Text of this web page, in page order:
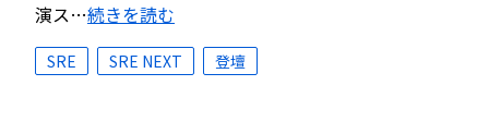
演ス…続きを読む
SRE SRE NEXT 登壇